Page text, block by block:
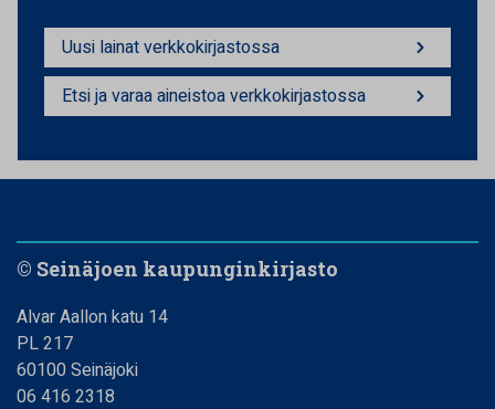
Uusi lainat verkkokirjastossa
Etsi ja varaa aineistoa verkkokirjastossa
© Seinäjoen kaupunginkirjasto
Alvar Aallon katu 14
PL 217
60100 Seinäjoki
06 416 2318